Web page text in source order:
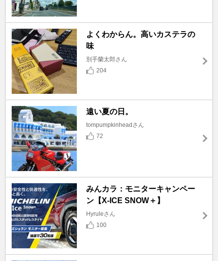
よくわからん。高いカステラの
味
別手蘭太郎さん
204
遠い夏の日。
tompumpkinheadさん
72
みんカラ：モニターキャンペー
ン【X-ICE SNOW＋】
Hyruleさん
100